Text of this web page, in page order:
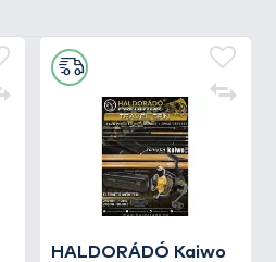
HALDORÁDÓ Kaiwo